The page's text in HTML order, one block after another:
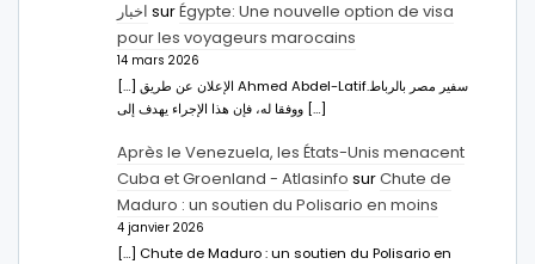
اخبار surÉgypte: Une nouvelle option de visa
pour les voyageurs marocains
14 mars 2026
[…] الإعلان عن طريق Ahmed Abdel-Latifسفير مصر بالرباط.
ووفقا له، فإن هذا الإجراء يهدف إلى […]
Après le Venezuela, les États-Unis menacent
Cuba et Groenland - Atlasinfo surChute de
Maduro : un soutien du Polisario en moins
4 janvier 2026
[…] Chute de Maduro : un soutien du Polisario en